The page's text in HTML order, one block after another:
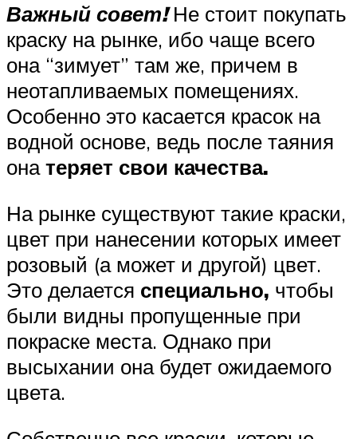
Важный совет!Не стоит покупать
краску на рынке, ибо чаще всего
она “зимует” там же, причем в
неотапливаемых помещениях.
Особенно это касается красок на
водной основе, ведь после таяния
онатеряет свои качества.
На рынке существуют такие краски,
цвет при нанесении которых имеет
розовый (а может и другой) цвет.
Это делается специально, чтобы
были видны пропущенные при
покраске места. Однако при
высыхании она будет ожидаемого
цвета.